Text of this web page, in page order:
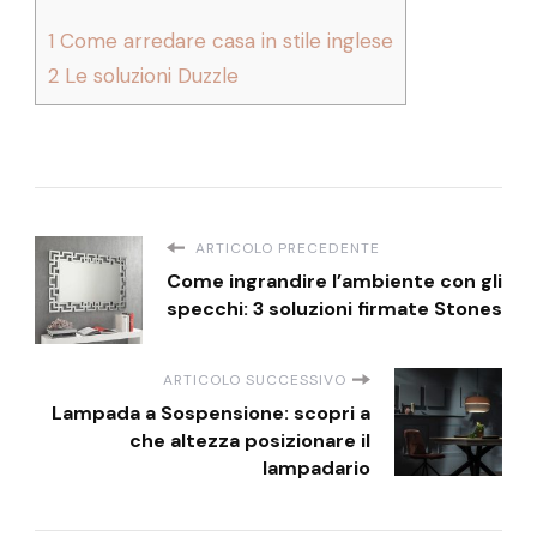
1 Come arredare casa in stile inglese
2 Le soluzioni Duzzle
ARTICOLO PRECEDENTE
Come ingrandire l’ambiente con gli
specchi: 3 soluzioni firmate Stones
ARTICOLO SUCCESSIVO
Lampada a Sospensione: scopri a
che altezza posizionare il
lampadario